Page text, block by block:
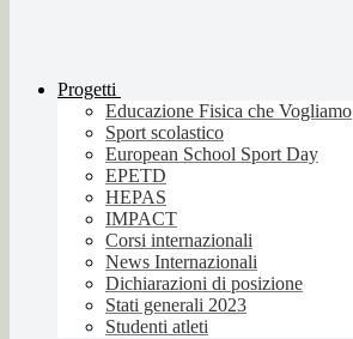
Progetti
Educazione Fisica che Vogliamo
Sport scolastico
European School Sport Day
EPETD
HEPAS
IMPACT
Corsi internazionali
News Internazionali
Dichiarazioni di posizione
Stati generali 2023
Studenti atleti